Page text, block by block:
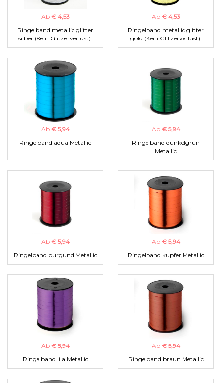
Ab € 4,53
Ringelband metallic glitter
silber (Kein Glitzerverlust).
Ab € 4,53
Ringelband metallic glitter
gold (Kein Glitzerverlust).
Ab € 5,94
Ringelband aqua Metallic
Ab € 5,94
Ringelband dunkelgrün
Metallic
Ab € 5,94
Ringelband burgund Metallic
Ab € 5,94
Ringelband kupfer Metallic
Ab € 5,94
Ringelband lila Metallic
Ab € 5,94
Ringelband braun Metallic